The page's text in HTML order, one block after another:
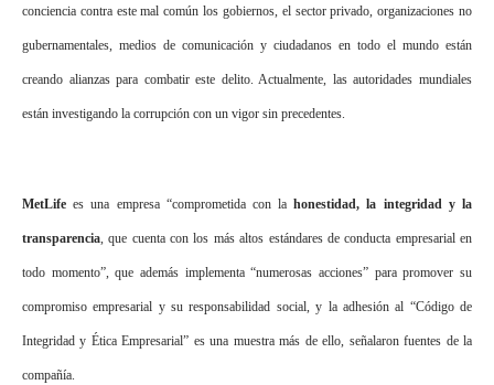
conciencia contra este mal común los gobiernos, el sector privado, organizaciones no
gubernamentales, medios de comunicación y ciudadanos en todo el mundo están
creando alianzas para combatir este delito. Actualmente, las autoridades mundiales
están investigando la corrupción con un vigor sin precedentes.
MetLifees una empresa “comprometida con lahonestidad, la integridad y la
transparencia, que cuenta con los más altos estándares de conducta empresarial en
todo momento”, que además implementa “numerosas acciones” para promover su
compromiso empresarial y su responsabilidad social, y la adhesión al “Código de
Integridad y Ética Empresarial” es una muestra más de ello, señalaron fuentes de la
compañía.